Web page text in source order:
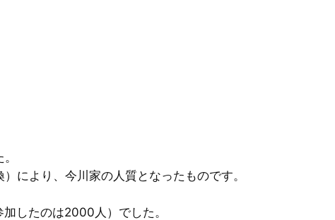
により、今川家の人質となったものです。
したのは2000人）でした。